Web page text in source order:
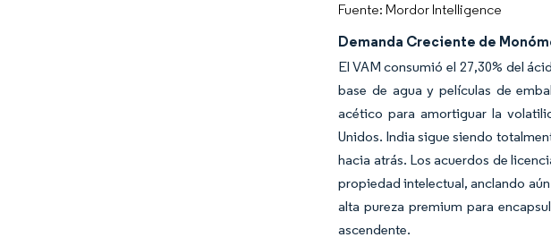
Fuente: Mordor Intelligence
Demanda Creciente de
El VAM consumió el 27,30% del
base de agua y películas de
acético para amortiguar la
Unidos. India sigue siendo
hacia atrás. Los acuerdos de
propiedad intelectual, anclando
alta pureza premium para
ascendente.